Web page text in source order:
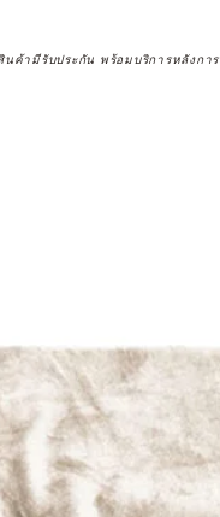
นค้ามีรับประกัน พร้อมบริการหลังกา